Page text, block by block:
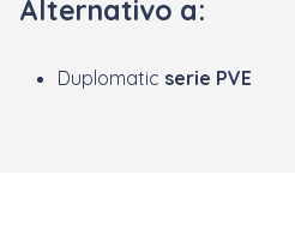
Alternativo a:
Duplomatic serie PVE